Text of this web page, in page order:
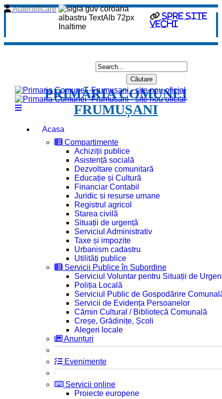
spre site
vechi
Autentificare
PRIMĂRIA COMUNEI
FRUMUȘANI
Acasa
Compartimente
Achiziții publice
Asistență socială
Dezvoltare comunitară
Educație și Cultură
Financiar Contabil
Juridic si resurse umane
Registrul agricol
Starea civilă
Situații de urgență
Serviciul Administrativ
Taxe și impozite
Urbanism cadastru
Utilități publice
Servicii Publice în Subordine
Serviciul Voluntar pentru Situații de
Poliția Locală
Serviciul Public de Gospodărire
Servicii de Evidența Persoanelor
Cămin Cultural / Bibliotecă Comunală
Creșe, Grădinițe, Școli
Alegeri locale
Anunțuri
Evenimente
Servicii online
Proiecte europene